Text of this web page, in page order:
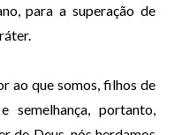
para a superação de
ao que somos, filhos de
portanto,